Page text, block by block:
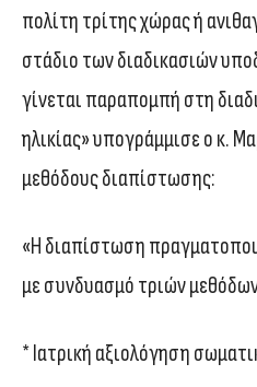
πολίτη τρίτης χώρας ή
στάδιο των διαδικασιών
γίνεται παραπομπή στη
ηλικίας» υπογράμμισε ο κ.
μεθόδους διαπίστωσης:
«Η διαπίστωση
με συνδυασμό τριών
* Ιατρική αξιολόγηση